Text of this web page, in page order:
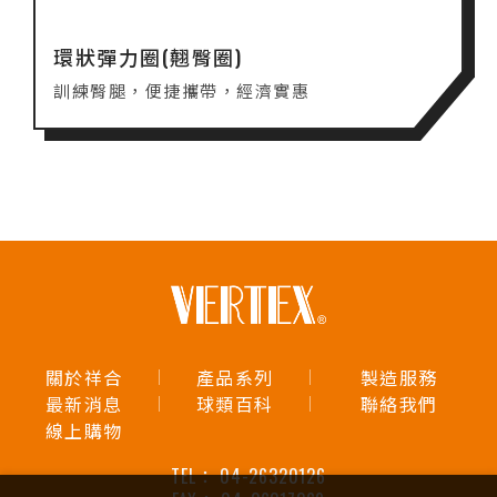
環狀彈力圈(翹臀圈)
訓練臀腿，便捷攜帶，經濟實惠
關於祥合 產品系列
製造服務
最新消息
球類百科
聯絡我們
線上購物
TEL：04-26320126